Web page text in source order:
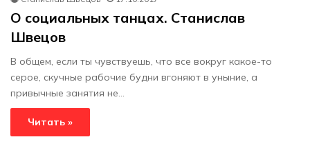
О социальных танцах. Станислав
Швецов
В общем, если ты чувствуешь, что все вокруг какое-то
серое, скучные рабочие будни вгоняют в уныние, а
привычные занятия не…
Читать »